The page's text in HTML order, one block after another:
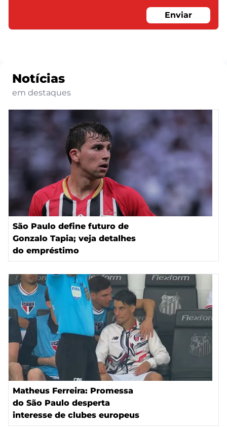
Enviar
Notícias
em destaques
São Paulo define futuro de
Gonzalo Tapia; veja detalhes
do empréstimo
Matheus Ferreira: Promessa
do São Paulo desperta
interesse de clubes europeus